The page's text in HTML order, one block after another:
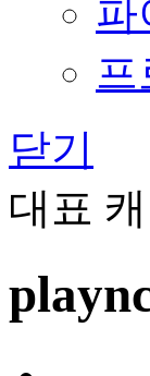
파
닫기
대표